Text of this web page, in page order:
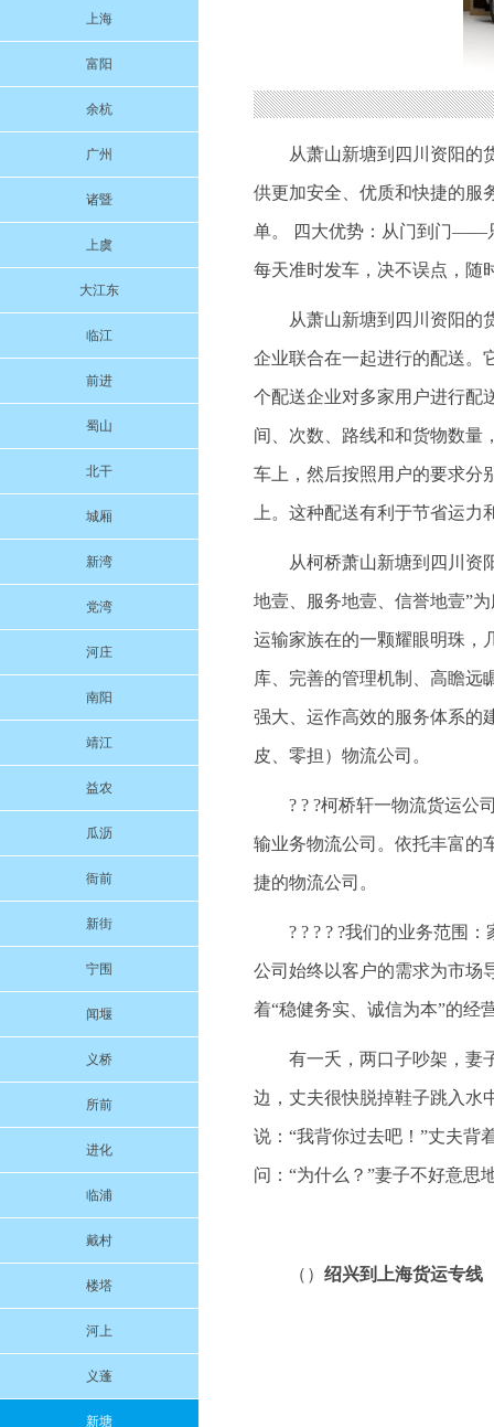
上海
富阳
余杭
广州
诸暨
上虞
大江东
临江
前进
蜀山
北干
城厢
新湾
党湾
河庄
南阳
靖江
益农
瓜沥
衙前
新街
宁围
闻堰
义桥
所前
进化
临浦
戴村
楼塔
河上
义蓬
新塘
从萧山新塘到四川资阳的
供更加安全、优质和快捷的服
单。 四大优势：从门到门——
每天准时发车，决不误点，随
从萧山新塘到四川资阳的
企业联合在一起进行的配送。
个配送企业对多家用户进行配
间、次数、路线和和货物数
车上，然后按照用户的要求分
上。这种配送有利于节省运
从柯桥萧山新塘到四川资
地壹、服务地壹、信誉地壹”
运输家族在的一颗耀眼明珠，
库、完善的管理机制、高瞻远
强大、运作高效的服务体系的
皮、零担）物流公司。
? ? ?柯桥轩一物流货运公
输业务物流公司。依托丰富的
捷的物流公司。
? ? ? ? ?我们的业务范围
公司始终以客户的需求为市场
着“稳健务实、诚信为本”的经
有一夭，两口子吵架，妻
边，丈夫很快脱掉鞋子跳入水
说：“我背你过去吧！”丈夫背
问：“为什么？”妻子不好意思
（） 绍兴到上海货运专线